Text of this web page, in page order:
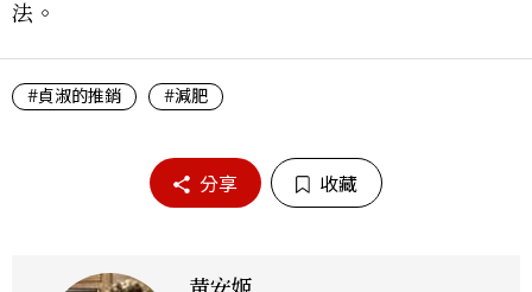
法。
#貞淑的推銷 #減肥
分享 收藏